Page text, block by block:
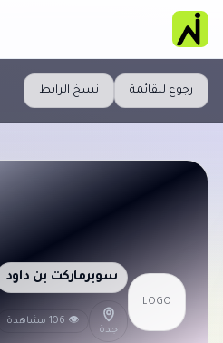
رجوع للقائمة نسخ الرابط
LOGO
سوبرماركت بن داود
جدة
👁 106 مشاهدة